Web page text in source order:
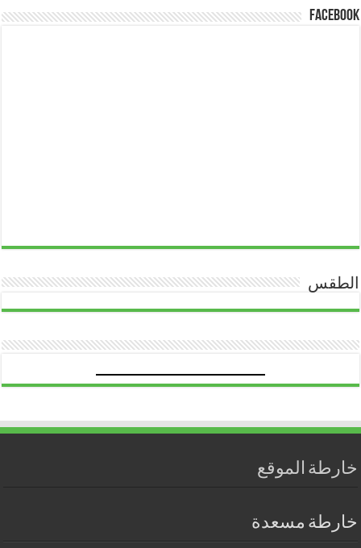
Facebook
الطقس
خارطة الموقع
خارطة مسعدة